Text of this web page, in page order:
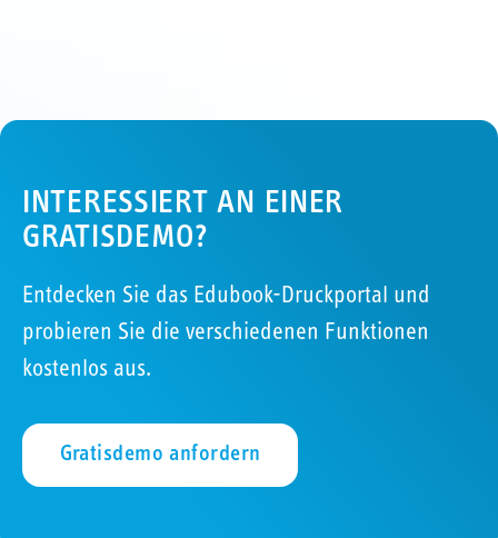
INTERESSIERT AN EINER
GRATISDEMO?
Entdecken Sie das Edubook-Druckportal und
probieren Sie die verschiedenen Funktionen
kostenlos aus.
Gratisdemo anfordern